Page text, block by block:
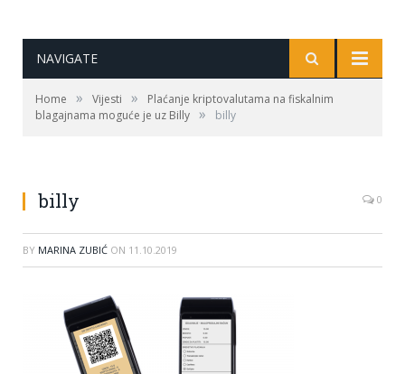
NAVIGATE
Home » Vijesti »
Plaćanje kriptovalutama na fiskalnim
blagajnama moguće je uz Billy » billy
billy 0
BY MARINA ZUBIĆ ON 11.10.2019